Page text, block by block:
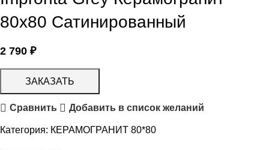
80х80 Сатинированный
2 790 ₽
ЗАКАЗАТЬ
Сравнить Добавить в список желаний
Категория: КЕРАМОГРАНИТ 80*80